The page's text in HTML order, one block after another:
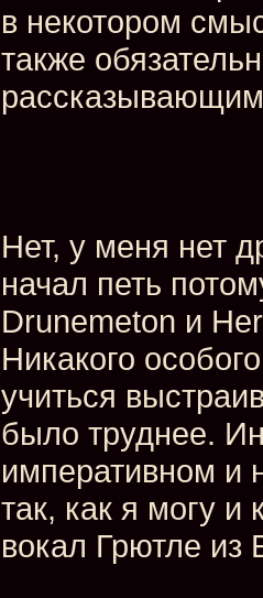
в некотором
также
Нет, у меня нет
начал петь
Drunemeton и
Никакого
учиться
было труднее.
императивном и
так, как я могу и
вокал Грютле из